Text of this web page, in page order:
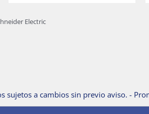
Electric
sujetos a cambios sin previo aviso. -